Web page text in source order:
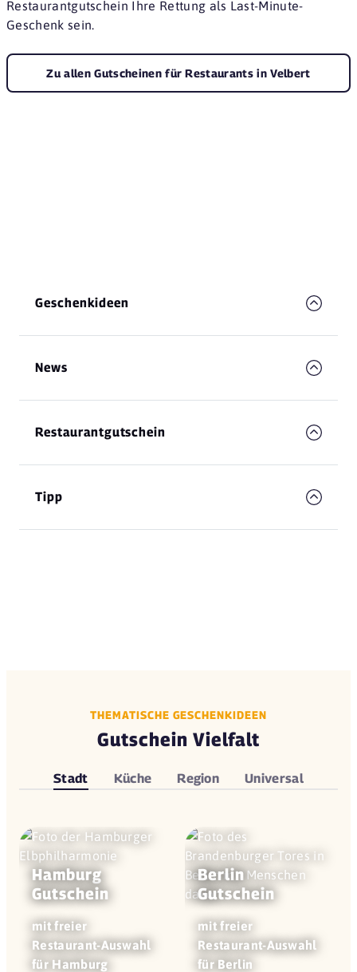
Restaurantgutschein Ihre Rettung als Last-Minute-
Geschenk sein.
Zu allen Gutscheinen für Restaurants in Velbert
Geschenkideen
News
Restaurantgutschein
Tipp
THEMATISCHE GESCHENKIDEEN
Gutschein Vielfalt
Stadt Küche Region Universal
Hamburg
Gutschein
mit freier
Restaurant-Auswahl
für Hamburg
Berlin
Gutschein
mit freier
Restaurant-Auswahl
für Berlin